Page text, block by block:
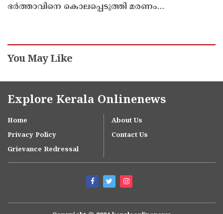
ഭര്‍ത്താവിനെ കൊലപ്പെടുത്തി മരണം
You May Like
Explore Kerala Onlinenews
Home
About Us
Privacy Policy
Contact Us
Grievance Redressal